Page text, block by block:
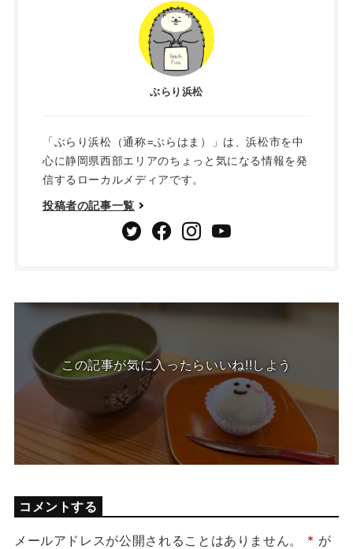
ぶらり浜松
「ぶらり浜松（通称=ぶらはま）」は、浜松市を中
心に静岡県西部エリアのちょっと気になる情報を発
信するローカルメディアです。
投稿者の記事一覧
この記事が気に入ったらいいね!!しよう
コメントする
メールアドレスが公開されることはありません。 * が